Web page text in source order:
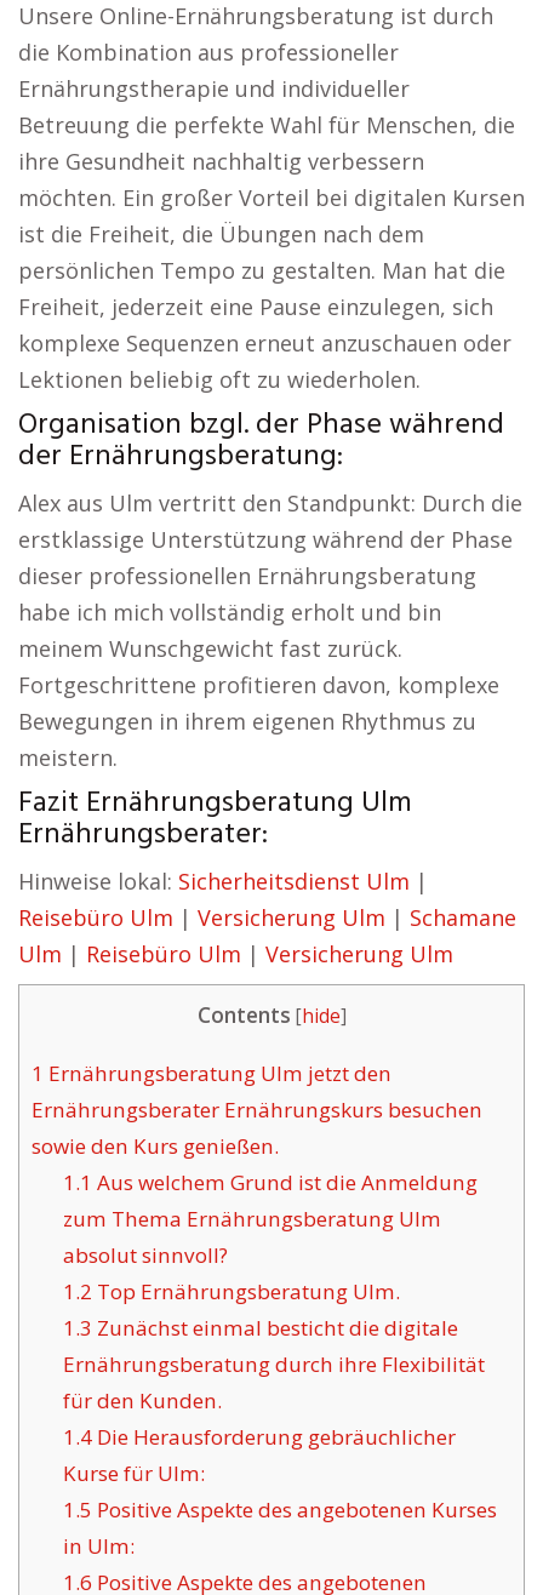
Unsere Online-Ernährungsberatung ist durch
die Kombination aus professioneller
Ernährungstherapie und individueller
Betreuung die perfekte Wahl für Menschen, die
ihre Gesundheit nachhaltig verbessern
möchten. Ein großer Vorteil bei digitalen Kursen
ist die Freiheit, die Übungen nach dem
persönlichen Tempo zu gestalten. Man hat die
Freiheit, jederzeit eine Pause einzulegen, sich
komplexe Sequenzen erneut anzuschauen oder
Lektionen beliebig oft zu wiederholen.
Organisation bzgl. der Phase während
der Ernährungsberatung:
Alex aus Ulm vertritt den Standpunkt: Durch die
erstklassige Unterstützung während der Phase
dieser professionellen Ernährungsberatung
habe ich mich vollständig erholt und bin
meinem Wunschgewicht fast zurück.
Fortgeschrittene profitieren davon, komplexe
Bewegungen in ihrem eigenen Rhythmus zu
meistern.
Fazit Ernährungsberatung Ulm
Ernährungsberater:
Hinweise lokal: Sicherheitsdienst Ulm |
Reisebüro Ulm | Versicherung Ulm | Schamane
Ulm | Reisebüro Ulm | Versicherung Ulm
Contents [hide]
1 Ernährungsberatung Ulm jetzt den
Ernährungsberater Ernährungskurs besuchen
sowie den Kurs genießen.
1.1 Aus welchem Grund ist die Anmeldung
zum Thema Ernährungsberatung Ulm
absolut sinnvoll?
1.2 Top Ernährungsberatung Ulm.
1.3 Zunächst einmal besticht die digitale
Ernährungsberatung durch ihre Flexibilität
für den Kunden.
1.4Die Herausforderung gebräuchlicher
Kurse für Ulm:
1.5 Positive Aspekte des angebotenen Kurses
in Ulm:
1.6 Positive Aspekte des angebotenen